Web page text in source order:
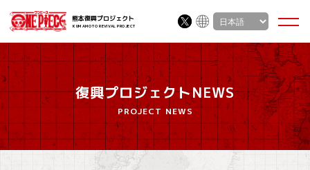
熊本復興プロジェクト
KUMAMOTO REVIVAL PROJECT
復興プロジェクトNEWS
PROJECT NEWS